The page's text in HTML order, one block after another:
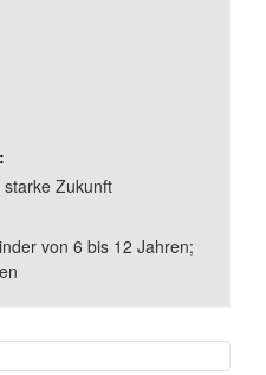
Zukunft
von 6 bis 12 Jahren;